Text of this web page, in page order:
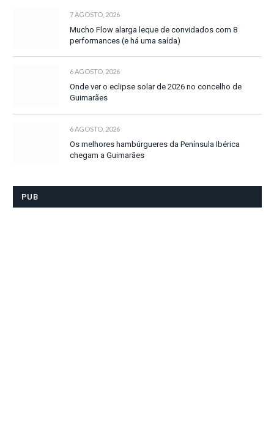
7 AGOSTO, 2026
Mucho Flow alarga leque de convidados com 8
performances (e há uma saída)
6 AGOSTO, 2026
Onde ver o eclipse solar de 2026 no concelho de
Guimarães
6 AGOSTO, 2026
Os melhores hambúrgueres da Península Ibérica
chegam a Guimarães
PUB